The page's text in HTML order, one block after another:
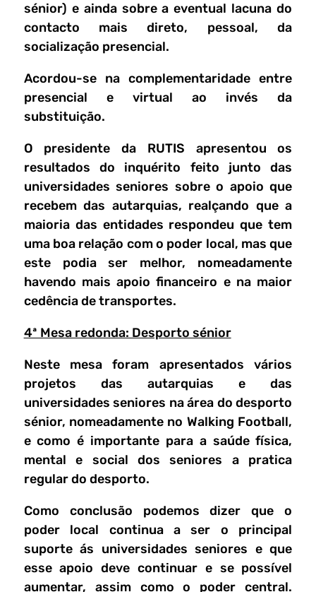
sénior) e ainda sobre a eventual lacuna do
contacto mais direto, pessoal, da
socialização presencial.
Acordou-se na complementaridade entre
presencial e virtual ao invés da
substituição.
O presidente da RUTIS apresentou os
resultados do inquérito feito junto das
universidades seniores sobre o apoio que
recebem das autarquias, realçando que a
maioria das entidades respondeu que tem
uma boa relação com o poder local, mas que
este podia ser melhor, nomeadamente
havendo mais apoio financeiro e na maior
cedência de transportes.
4ª Mesa redonda: Desporto sénior
Neste mesa foram apresentados vários
projetos das autarquias e das
universidades seniores na área do desporto
sénior, nomeadamente no Walking Football,
e como é importante para a saúde física,
mental e social dos seniores a pratica
regular do desporto.
Como conclusão podemos dizer que o
poder local continua a ser o principal
suporte ás universidades seniores e que
esse apoio deve continuar e se possível
aumentar, assim como o poder central.